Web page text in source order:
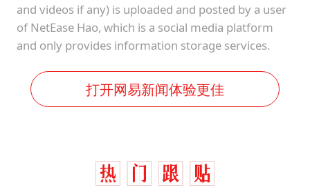
and videos if any) is uploaded and posted by a user
of NetEase Hao, which is a social media platform
and only provides information storage services.
打开网易新闻体验更佳